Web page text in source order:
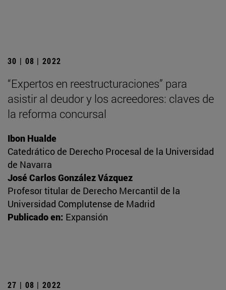
30 | 08 | 2022
“Expertos en reestructuraciones” para
asistir al deudor y los acreedores: claves de
la reforma concursal
Ibon Hualde
Catedrático de Derecho Procesal de la Universidad
de Navarra
José Carlos González Vázquez
Profesor titular de Derecho Mercantil de la
Universidad Complutense de Madrid
Publicado en: Expansión
27 | 08 | 2022